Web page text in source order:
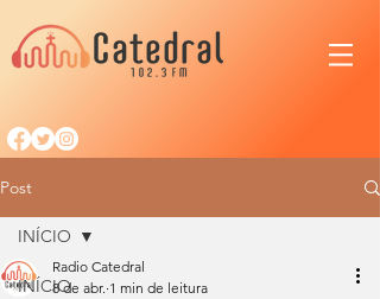
Post
INÍCIO
INÍCIO
Radio Catedral
8 de abr. 1 min de leitura